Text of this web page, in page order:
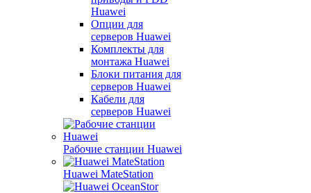
Huawei
Опции для
серверов Huawei
Комплекты для
монтажа Huawei
Блоки питания для
серверов Huawei
Кабели для
серверов Huawei
Рабочие станции Huawei
Huawei MateStation